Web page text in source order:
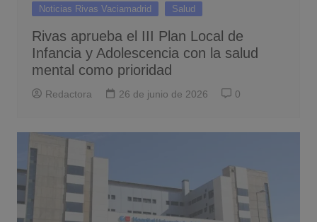
Noticias Rivas Vaciamadrid Salud
Rivas aprueba el III Plan Local de
Infancia y Adolescencia con la salud
mental como prioridad
Redactora 26 de junio de 2026 0